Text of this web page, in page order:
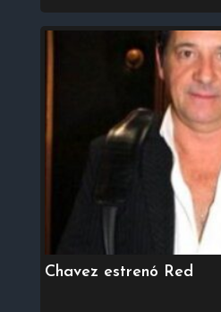
Chavez estrenó Red